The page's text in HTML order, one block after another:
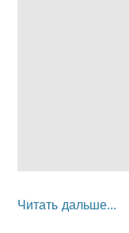
Читать дальше...